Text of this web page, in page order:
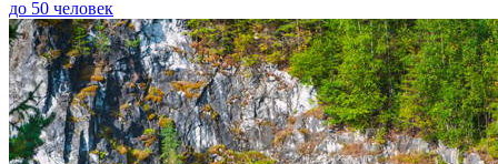
до 50 человек